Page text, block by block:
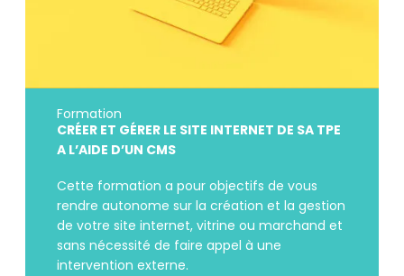
Formation
CRÉER ET GÉRER LE SITE INTERNET DE SA TPE
A L’AIDE D’UN CMS
Cette formation a pour objectifs de vous
rendre autonome sur la création et la gestion
de votre site internet, vitrine ou marchand et
sans nécessité de faire appel à une
intervention externe.